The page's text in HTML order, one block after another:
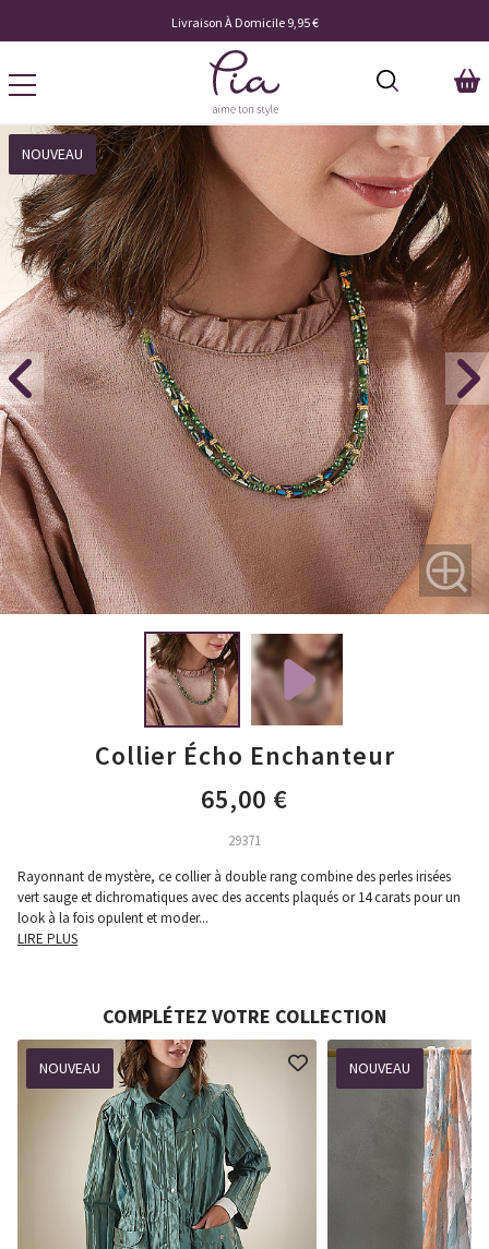
Livraison À Domicile 9,95 €
NOUVEAU
Collier Écho Enchanteur
65,00 €
29371
Rayonnant de mystère, ce collier à double rang combine des perles irisées
vert sauge et dichromatiques avec des accents plaqués or 14 carats pour un
look à la fois opulent et moder...
LIRE PLUS
COMPLÉTEZ VOTRE COLLECTION
NOUVEAU NOUVEAU